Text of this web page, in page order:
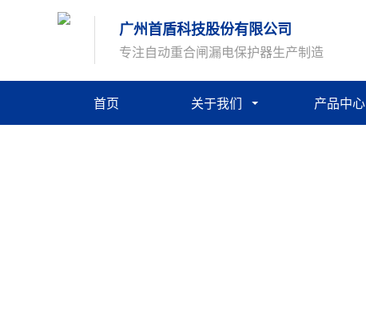
广州首盾科技股份有限公司
专注自动重合闸漏电保护器生产制造
首页 关于我们 产品中心